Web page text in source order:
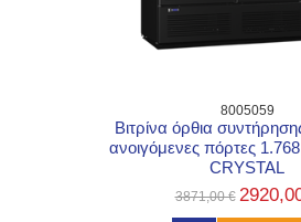
8005059
Βιτρίνα όρθια
ανοιγόμενες πόρτες
CRYSTAL
3871,00 €